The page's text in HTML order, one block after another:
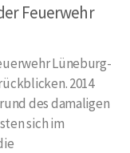
Feuerwehr
Lüneburg-
2014
des damaligen
sich im